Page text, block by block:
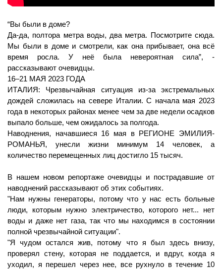
“Вы были в доме?
Да-да, полтора метра воды, два метра. Посмотрите сюда.
Мы были в доме и смотрели, как она прибывает, она всё
время росла. У неё была невероятная сила”, -
рассказывают очевидцы.
16–21 МАЯ 2023 ГОДА
ИТАЛИЯ: Чрезвычайная ситуация из-за экстремальных
дождей сложилась на севере Италии. С начала мая 2023
года в некоторых районах менее чем за две недели осадков
выпало больше, чем ожидалось за полгода.
Наводнения, начавшиеся 16 мая в РЕГИОНЕ ЭМИЛИЯ-
РОМАНЬЯ, унесли жизни минимум 14 человек, а
количество перемещенных лиц достигло 15 тысяч.
В нашем новом репортаже очевидцы и пострадавшие от
наводнений рассказывают об этих событиях.
"Нам нужны генераторы, потому что у нас есть больные
люди, которым нужно электричество, которого нет... нет
воды и даже нет газа, так что мы находимся в состоянии
полной чрезвычайной ситуации".
"Я чудом остался жив, потому что я был здесь внизу,
проверял стену, которая не поддается, и вдруг, когда я
уходил, я перешел через нее, все рухнуло в течение 10